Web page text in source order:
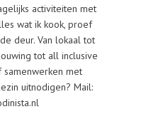
activiteiten met
wat ik kook, proef
deur. Van lokaal tot
tot all inclusive
met
uitnodigen? Mail: